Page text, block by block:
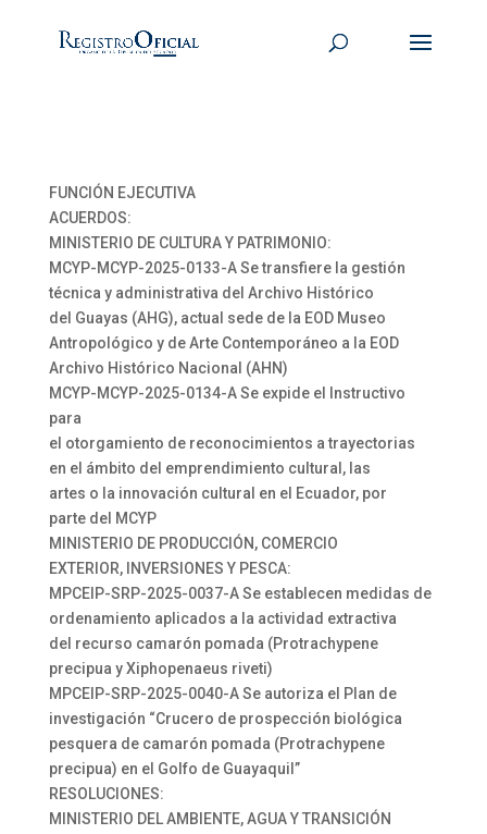
FUNCIÓN EJECUTIVA
ACUERDOS:
MINISTERIO DE CULTURA Y PATRIMONIO:
MCYP-MCYP-2025-0133-A Se transfiere la gestión
técnica y administrativa del Archivo Histórico
del Guayas (AHG), actual sede de la EOD Museo
Antropológico y de Arte Contemporáneo a la EOD
Archivo Histórico Nacional (AHN)
MCYP-MCYP-2025-0134-A Se expide el Instructivo
para
el otorgamiento de reconocimientos a trayectorias
en el ámbito del emprendimiento cultural, las
artes o la innovación cultural en el Ecuador, por
parte del MCYP
MINISTERIO DE PRODUCCIÓN, COMERCIO
EXTERIOR, INVERSIONES Y PESCA:
MPCEIP-SRP-2025-0037-A Se establecen medidas de
ordenamiento aplicados a la actividad extractiva
del recurso camarón pomada (Protrachypene
precipua y Xiphopenaeus riveti)
MPCEIP-SRP-2025-0040-A Se autoriza el Plan de
investigación “Crucero de prospección biológica
pesquera de camarón pomada (Protrachypene
precipua) en el Golfo de Guayaquil”
RESOLUCIONES:
MINISTERIO DEL AMBIENTE, AGUA Y TRANSICIÓN